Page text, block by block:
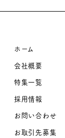
ホーム
会社概要
特集一覧
採用情報
お問い合わせ
お取引先募集